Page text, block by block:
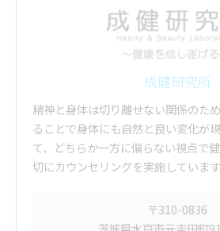
成健研究所
精神と身体は切り離せない関係のた
ることで身体にも自然と良い変化が
て、どちらか一方に偏らない視点で
切にカウンセリングを実施しています
〒310-0836